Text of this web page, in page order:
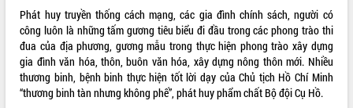
Phát huy truyền thống cách mạng, các gia đình chính sách, người có
công luôn là những tấm gương tiêu biểu đi đầu trong các phong trào thi
đua của địa phương, gương mẫu trong thực hiện phong trào xây dựng
gia đình văn hóa, thôn, buôn văn hóa, xây dựng nông thôn mới. Nhiều
thương binh, bệnh binh thực hiện tốt lời dạy của Chủ tịch Hồ Chí Minh
“thương binh tàn nhưng không phế”, phát huy phẩm chất Bộ đội Cụ Hồ.